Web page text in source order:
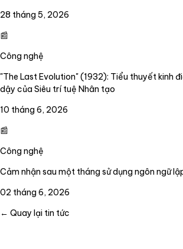
28 tháng 5, 2026
📰
Công nghệ
"The Last Evolution" (1932): Tiểu thuyết kinh
dậy của Siêu trí tuệ Nhân tạo
10 tháng 6, 2026
📰
Công nghệ
Cảm nhận sau một tháng sử dụng ngôn ngữ
02 tháng 6, 2026
← Quay lại tin tức